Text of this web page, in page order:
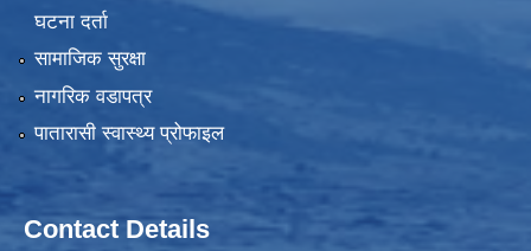
घटना दर्ता
सामाजिक सुरक्षा
नागरिक वडापत्र
पातारासी स्वास्थ्य प्रोफाइल
Contact Details